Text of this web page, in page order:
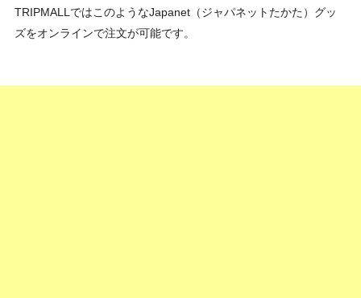
TRIPMALLではこのようなJapanet（ジャパネットたかた）グッ
ズをオンラインで注文が可能です。